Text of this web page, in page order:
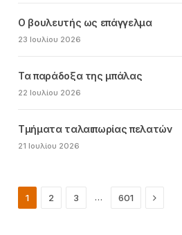
Ο βουλευτής ως επάγγελμα
23 Ιουλίου 2026
Τα παράδοξα της μπάλας
22 Ιουλίου 2026
Τμήματα ταλαιπωρίας πελατών
21 Ιουλίου 2026
1 2 3 … 601 Next